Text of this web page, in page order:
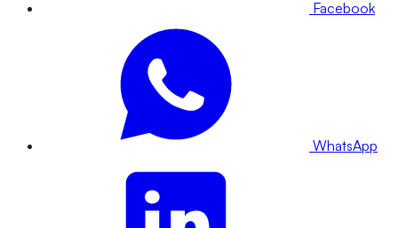
Facebook
WhatsApp